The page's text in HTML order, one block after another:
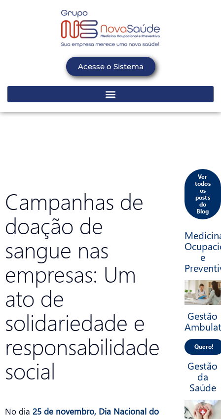
Acesse o Sistema
Campanhas de
doação de
sangue nas
empresas: Um
ato de
solidariedade e
responsabilidade
social
No dia 25 de novembro, Dia Nacional do
Ver
todos
os
posts
do
Blog
e
Gestão
Quero!
Gestão
da
Saúde